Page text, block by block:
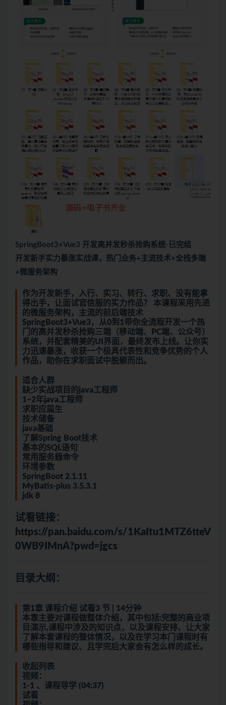
SpringBoot3+Vue3 开发高并发秒杀抢购系统-已完结
开发新手实力暴涨实战课，热门业务+主流技术+全栈多端
+微服务架构
作为开发新手，入行、实习、转行、求职、没有能拿
得出手，让面试官信服的实力作品？ 本课程采用先进
的微服务架构，主流的前后端技术
SpringBoot3+Vue3，从0到1带你全流程开发一个热
门的高并发秒杀抢购三端（移动端、PC端、公众号）
系统，并配套精美的UI界面，最终发布上线。让你实
力迅速暴涨，收获一个极具代表性和竞争优势的个人
作品，助你在求职面试中脱颖而出。
适合人群
缺少实战项目的java工程师
1~2年java工程师
求职应届生
技术储备
java基础
了解Spring Boot技术
基本的SQL语句
常用服务器命令
环境参数
SpringBoot 2.1.11
MyBatis-plus 3.5.3.1
jdk 8
试看链接：
https://pan.baidu.com/s/1KaItu1MTZ6tteV
0WB9IMnA?pwd=jgcs
目录大纲：
第1章 课程介绍 试看3 节 | 14分钟
本章主要对课程做整体介绍，其中包括:完整的商业项
目演示,课程中涉及的知识点，以及课程安排、让大家
了解本套课程的整体情况，以及在学习本门课程时有
哪些指导和建议、且学完后大家会有怎么样的成长。
收起列表
视频：
1-1 、课程导学 (04:37)
试看